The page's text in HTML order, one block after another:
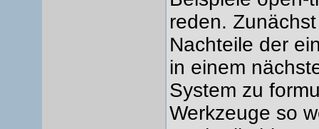
reden.
Nachteile der
in einem
System zu
Werkzeuge so